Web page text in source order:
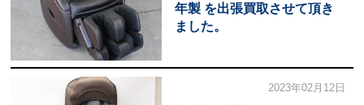
年製 を出張買取させて頂き
ました。
2023年02月12日